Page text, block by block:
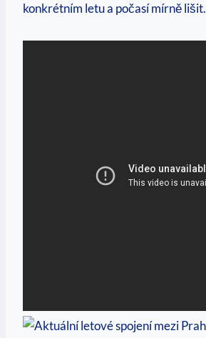
konkrétním letu a počasí mírně lišit.